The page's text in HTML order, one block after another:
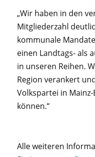
„Wir haben in den
Mitgliederzahl
kommunale
einen Landtags- als
in unseren Reihen.
Region verankert
Volkspartei in
können.“
Alle weiteren